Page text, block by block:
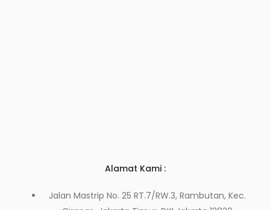
Alamat Kami :
Jalan Mastrip No. 25 RT.7/RW.3, Rambutan, Kec.